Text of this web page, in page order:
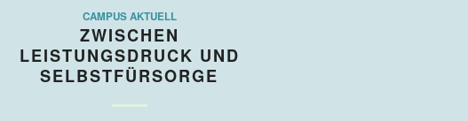
CAMPUS AKTUELL
ZWISCHEN
LEISTUNGSDRUCK UND
SELBSTFÜRSORGE